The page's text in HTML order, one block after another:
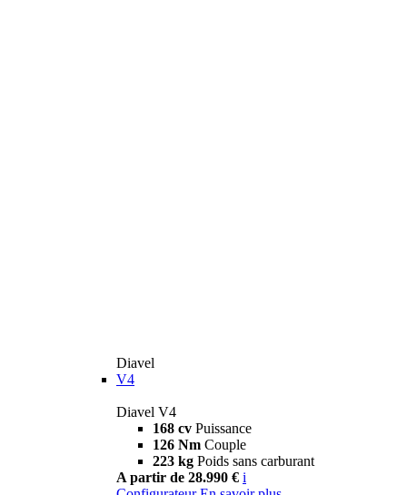
Diavel
V4
Diavel V4
168 cv Puissance
126 Nm Couple
223 kg Poids sans carburant
A partir de 28.990 € i